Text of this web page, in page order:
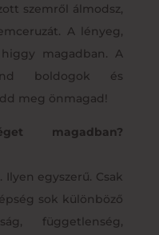
szemről álmodsz,
A lényeg,
magadban. A
boldogok és
meg önmagad!
magadban?
egyszerű. Csak
sok különböző
függetlenség,